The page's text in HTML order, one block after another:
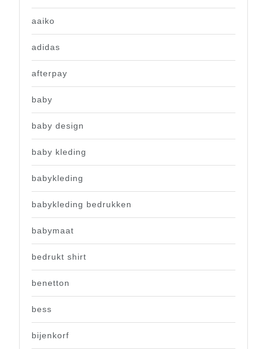
aaiko
adidas
afterpay
baby
baby design
baby kleding
babykleding
babykleding bedrukken
babymaat
bedrukt shirt
benetton
bess
bijenkorf